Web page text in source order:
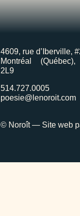
4609, rue d’Iberville,
Montréal
2L9
514.727.0005
poesie@lenoroit.com
© Noroît — Site web